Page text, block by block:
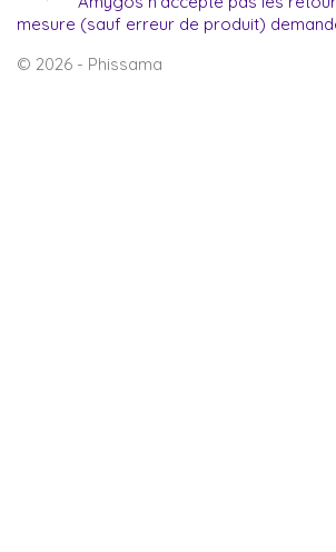
mesure (sauf erreur de produit)
© 2026 - Phissama